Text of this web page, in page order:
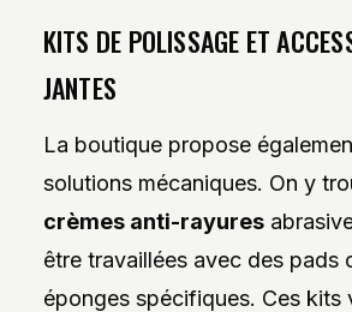
KITS DE POLISSAGE ET
JANTES
La boutique propose
solutions mécaniques. On y
crèmes anti-rayures
être travaillées avec des pads
éponges spécifiques. Ces kits